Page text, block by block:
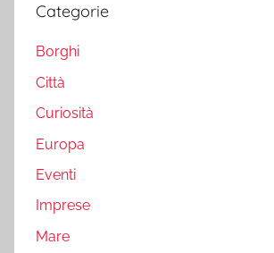
Categorie
Borghi
Città
Curiosità
Europa
Eventi
Imprese
Mare